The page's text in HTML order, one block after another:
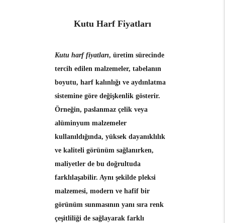
Kutu Harf Fiyatları
Kutu harf fiyatları, üretim sürecinde
tercih edilen malzemeler, tabelanın
boyutu, harf kalınlığı ve aydınlatma
sistemine göre değişkenlik gösterir.
Örneğin, paslanmaz çelik veya
alüminyum malzemeler
kullanıldığında, yüksek dayanıklılık
ve kaliteli görünüm sağlanırken,
maliyetler de bu doğrultuda
farklılaşabilir. Aynı şekilde pleksi
malzemesi, modern ve hafif bir
görünüm sunmasının yanı sıra renk
çeşitliliği de sağlayarak farklı